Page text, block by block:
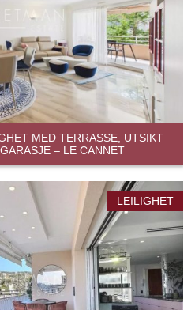
MED TERRASSE, UTSIKT
– LE CANNET
LEILIGHET